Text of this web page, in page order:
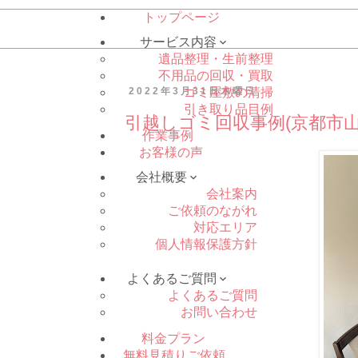
トップページ
サービス内容 
遺品整理・生前整理
不用品の回収・買取
ゴミ屋敷の清掃
引き取り品目例
作業事例
お客様の声
会社概要 
会社案内
ご依頼のながれ
対応エリア
個人情報保護方針
よくあるご質問 
よくあるご質問
お問い合わせ
料金プラン
無料見積りご依頼
2022年3月31日木曜日
引越しゴミ回収事例(京都市